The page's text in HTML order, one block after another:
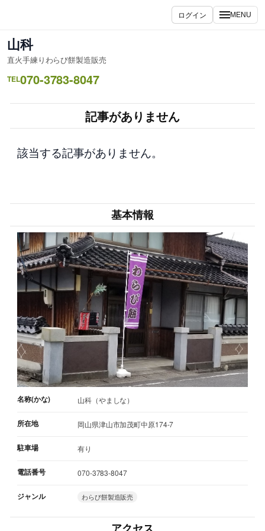
ス
キ
ッ
ログイン MENU
山科
直火手練りわらび餅製造販売
TEL070-3783-8047
記事がありません
該当する記事がありません。
基本情報
名称(かな) 山科（やましな）
所在地 岡山県津山市加茂町中原174-7
駐車場 有り
電話番号 070-3783-8047
ジャンル わらび餅製造販売